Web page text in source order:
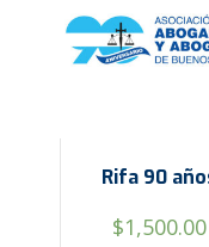
Rifa 90
$1,500.00